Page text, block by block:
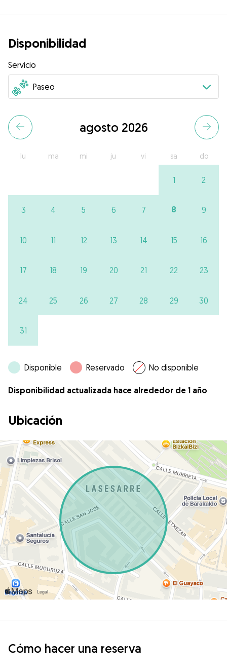
Disponibilidad
Servicio
agosto 2026
lu ma mi ju vi sa do
1 2
3 4 5 6 7 8 9
10 11 12 13 14 15 16
17 18 19 20 21 22 23
24 25 26 27 28 29 30
31
Disponible Reservado No disponible
Disponibilidad actualizada hace alrededor de 1 año
Ubicación
Cómo hacer una reserva